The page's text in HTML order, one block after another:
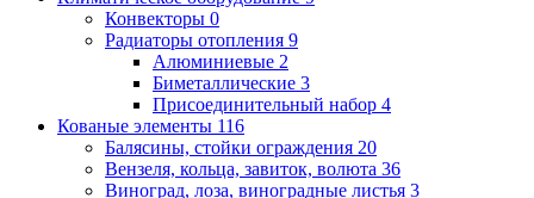
Конвекторы 0
Радиаторы отопления 9
Алюминиевые 2
Биметаллические 3
Присоединительный набор 4
Кованые элементы 116
Балясины, стойки ограждения 20
Вензеля, кольца, завиток, волюта 36
Виноград, лоза, виноградные листья 3